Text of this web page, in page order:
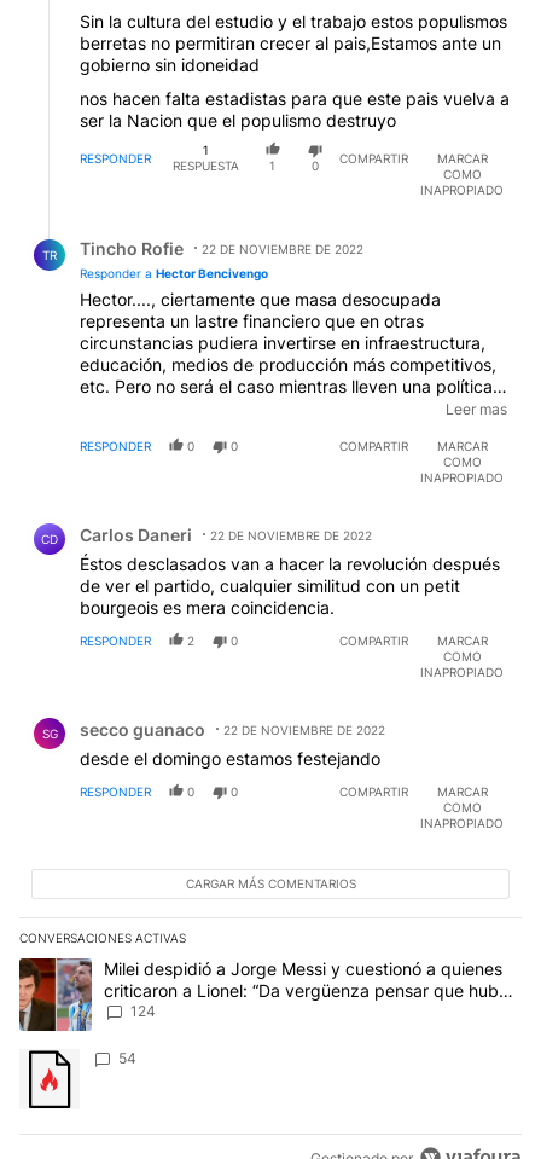
Sin la cultura del estudio y el trabajo estos populismos
berretas no permitiran crecer al pais,Estamos ante un
gobierno sin idoneidad
nos hacen falta estadistas para que este pais vuelva a
ser la Nacion que el populismo destruyo
RESPONDER
1
RESPUESTA
1 0
COMPARTIR
MARCAR
COMO
INAPROPIADO
TR Tincho Rofie
22 DE NOVIEMBRE DE 2022
Responder a Hector Bencivengo
Hector...., ciertamente que masa desocupada
representa un lastre financiero que en otras
circunstancias pudiera invertirse en infraestructura,
educación, medios de producción más competitivos,
etc. Pero no será el caso mientras lleven una política
fronteriza de libre radicación siendo que dada la
a los ya radicados
EDITADO
Leer mas
RESPONDER 0 0 COMPARTIR
MARCAR
COMO
INAPROPIADO
CD Carlos Daneri 22 DE NOVIEMBRE DE 2022
Éstos desclasados van a hacer la revolución después
de ver el partido, cualquier similitud con un petit
bourgeois es mera coincidencia.
RESPONDER 2 0 COMPARTIR
MARCAR
COMO
INAPROPIADO
SG secco guanaco 22 DE NOVIEMBRE DE 2022
desde el domingo estamos festejando
RESPONDER 0 0 COMPARTIR
MARCAR
COMO
INAPROPIADO
CARGAR MÁS COMENTARIOS
CONVERSACIONES ACTIVAS
Este listado muestra los artículos con más comentarios en los
Un artículo de tendencia con el título "Milei despidió a Jorge
Milei despidió a Jorge Messi y cuestionó a quienes
criticaron a Lionel: “Da vergüenza pensar que hubo
anti-Messi”
124
Un artículo de tendencia con el título "" con 54 comentarios.
54